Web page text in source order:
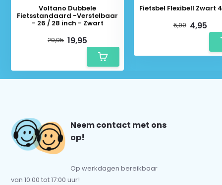
Voltano Dubbele
Fietsstandaard -Verstelbaar
- 26 / 28 inch - Zwart
29,95 19,95
Fietsbel Flexibell Zwart
5,99 4,95
Neem contact met ons
op!
Op werkdagen bereikbaar
van 10:00 tot 17:00 uur!